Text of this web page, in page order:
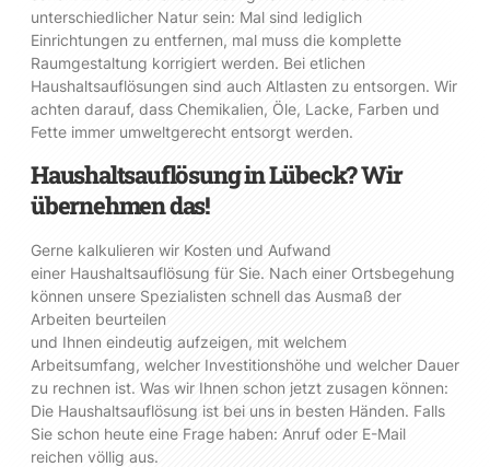
unterschiedlicher Natur sein: Mal sind lediglich
Einrichtungen zu entfernen, mal muss die komplette
Raumgestaltung korrigiert werden. Bei etlichen
Haushaltsauflösungen sind auch Altlasten zu entsorgen. Wir
achten darauf, dass Chemikalien, Öle, Lacke, Farben und
Fette immer umweltgerecht entsorgt werden.
Haushaltsauflösung in Lübeck? Wir
übernehmen das!
Gerne kalkulieren wir Kosten und Aufwand
einer Haushaltsauflösung für Sie. Nach einer Ortsbegehung
können unsere Spezialisten schnell das Ausmaß der
Arbeiten beurteilen
und Ihnen eindeutig aufzeigen, mit welchem
Arbeitsumfang, welcher Investitionshöhe und welcher Dauer
zu rechnen ist. Was wir Ihnen schon jetzt zusagen können:
Die Haushaltsauflösung ist bei uns in besten Händen. Falls
Sie schon heute eine Frage haben: Anruf oder E-Mail
reichen völlig aus.